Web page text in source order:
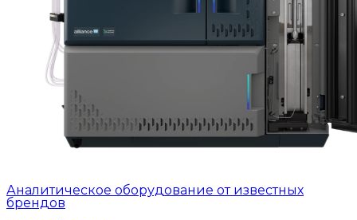
Аналитическое оборудование от известных
брендов